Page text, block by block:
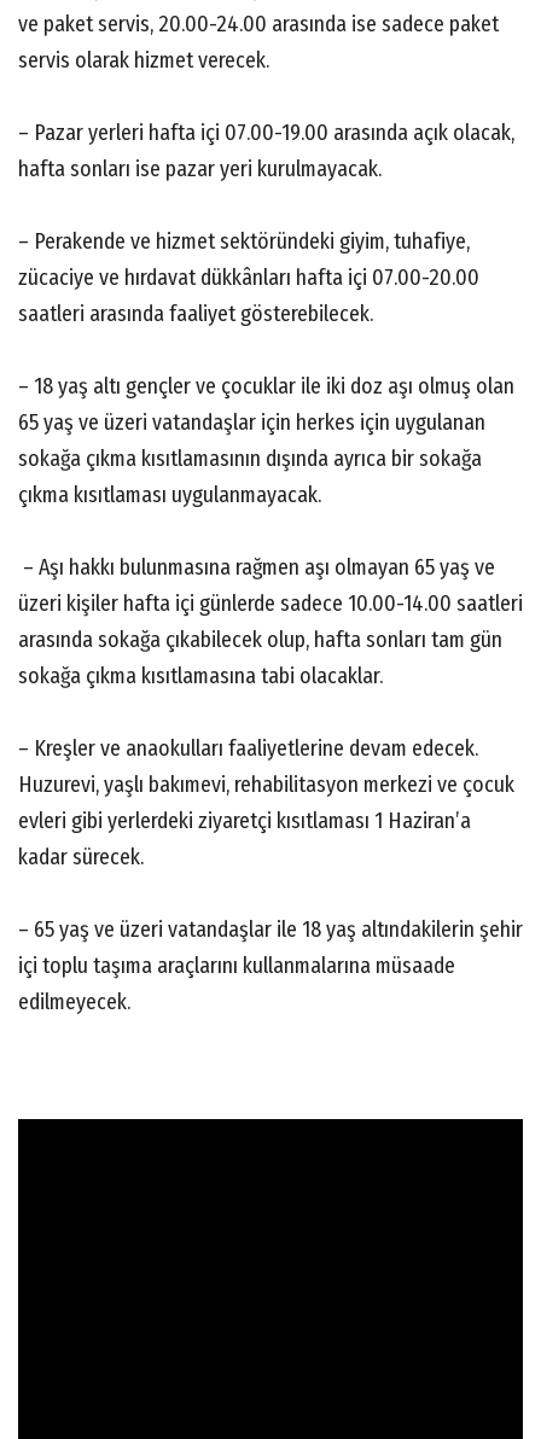
ve paket servis, 20.00-24.00 arasında ise sadece paket
servis olarak hizmet verecek.
– Pazar yerleri hafta içi 07.00-19.00 arasında açık olacak,
hafta sonları ise pazar yeri kurulmayacak.
– Perakende ve hizmet sektöründeki giyim, tuhafiye,
zücaciye ve hırdavat dükkânları hafta içi 07.00-20.00
saatleri arasında faaliyet gösterebilecek.
– 18 yaş altı gençler ve çocuklar ile iki doz aşı olmuş olan
65 yaş ve üzeri vatandaşlar için herkes için uygulanan
sokağa çıkma kısıtlamasının dışında ayrıca bir sokağa
çıkma kısıtlaması uygulanmayacak.
– Aşı hakkı bulunmasına rağmen aşı olmayan 65 yaş ve
üzeri kişiler hafta içi günlerde sadece 10.00-14.00 saatleri
arasında sokağa çıkabilecek olup, hafta sonları tam gün
sokağa çıkma kısıtlamasına tabi olacaklar.
– Kreşler ve anaokulları faaliyetlerine devam edecek.
Huzurevi, yaşlı bakımevi, rehabilitasyon merkezi ve çocuk
evleri gibi yerlerdeki ziyaretçi kısıtlaması 1 Haziran’a
kadar sürecek.
– 65 yaş ve üzeri vatandaşlar ile 18 yaş altındakilerin şehir
içi toplu taşıma araçlarını kullanmalarına müsaade
edilmeyecek.